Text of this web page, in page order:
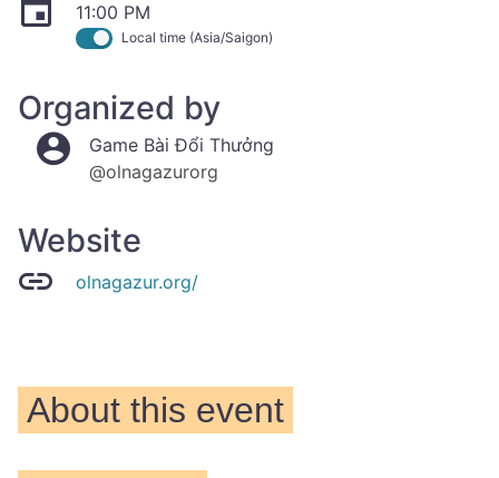
11:00 PM
Local time (Asia/Saigon)
Organized by
Game Bài Đổi Thưởng
@olnagazurorg
Website
olnagazur.org/
About this event